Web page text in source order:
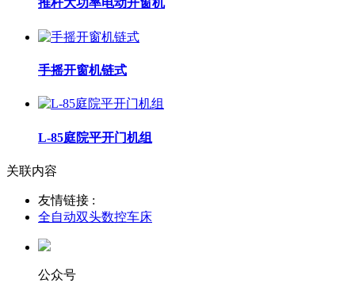
推杆大功率电动开窗机
手摇开窗机链式
L-85庭院平开门机组
关联内容
友情链接 :
全自动双头数控车床
公众号